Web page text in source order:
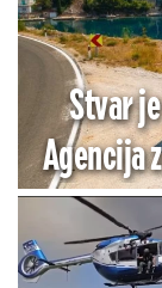
Stvar
Agencija